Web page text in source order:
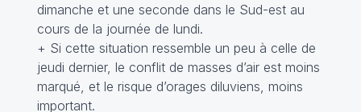
dimanche et une seconde dans le Sud-est au
cours de la journée de lundi.
+ Si cette situation ressemble un peu à celle de
jeudi dernier, le conflit de masses d’air est moins
marqué, et le risque d’orages diluviens, moins
important.